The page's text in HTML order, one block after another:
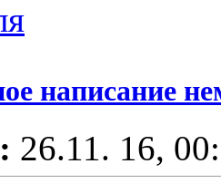
написание
26.11. 16,